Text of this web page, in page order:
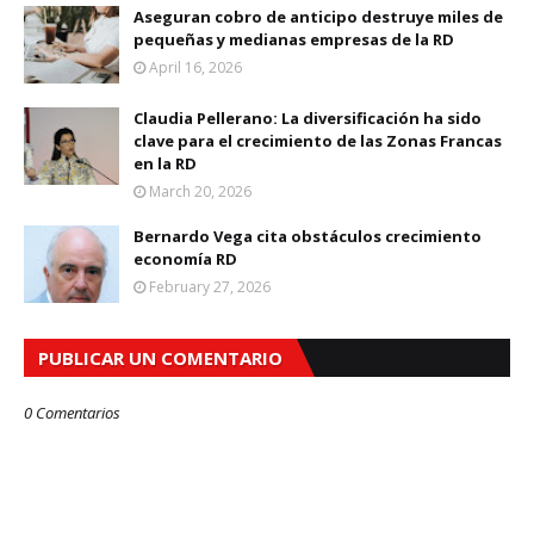
Aseguran cobro de anticipo destruye miles de
pequeñas y medianas empresas de la RD
April 16, 2026
Claudia Pellerano: La diversificación ha sido
clave para el crecimiento de las Zonas Francas
en la RD
March 20, 2026
Bernardo Vega cita obstáculos crecimiento
economía RD
February 27, 2026
PUBLICAR UN COMENTARIO
0 Comentarios